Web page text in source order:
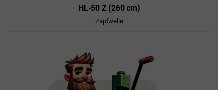
HL-50 Z (260 cm)
Zapfwelle